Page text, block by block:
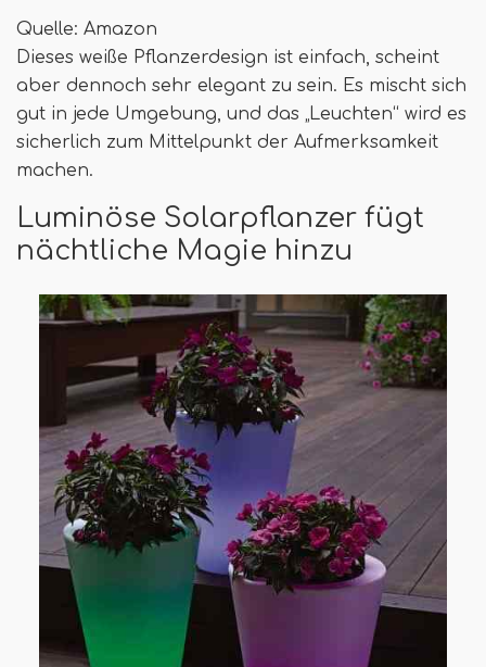
Quelle: Amazon
Dieses weiße Pflanzerdesign ist einfach, scheint
aber dennoch sehr elegant zu sein. Es mischt sich
gut in jede Umgebung, und das „Leuchten“ wird es
sicherlich zum Mittelpunkt der Aufmerksamkeit
machen.
Luminöse Solarpflanzer fügt
nächtliche Magie hinzu